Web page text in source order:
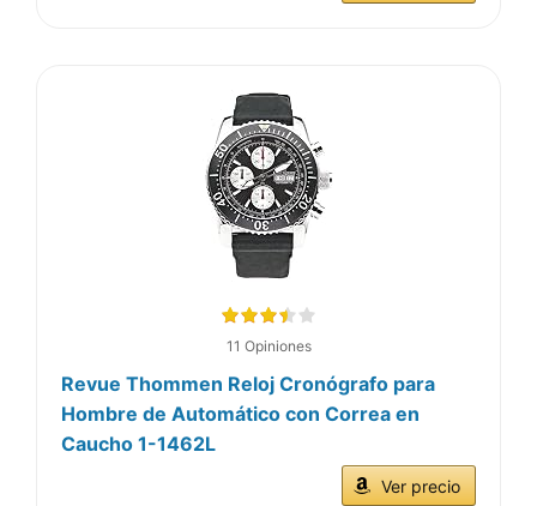
11 Opiniones
Revue Thommen Reloj Cronógrafo para
Hombre de Automático con Correa en
Caucho 1-1462L
Ver precio